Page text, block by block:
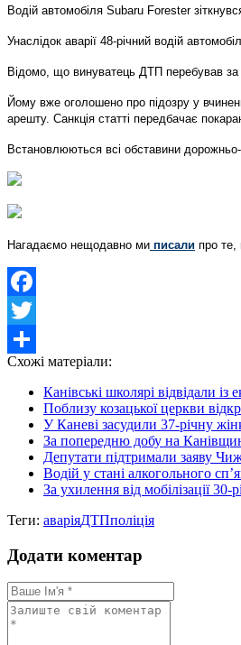
Водій автомобіля Subaru Forester
Унаслідок аварії 48-річний водій
Відомо, що винуватець ДТП перебував за
Йому вже оголошено про підозру у
арешту. Санкція статті передбачає
Встановлюються всі обставини дорожньо-
Нагадаємо нещодавно ми писали про те,
Facebook
Twitter
Share
Схожі матеріали:
Канівські школярі відвідали із
Поблизу козацької церкви
У Каневі засудили 37-річну
За попередню добу на
Депутати підтримали заяву
Водій у стані алкогольного
За ухилення від мобілізації
Теги: аваріяДТПполіція
Додати коментар